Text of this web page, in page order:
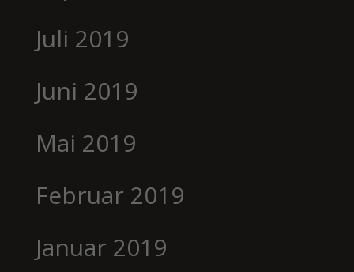
Juli 2019
Juni 2019
Mai 2019
Februar 2019
Januar 2019